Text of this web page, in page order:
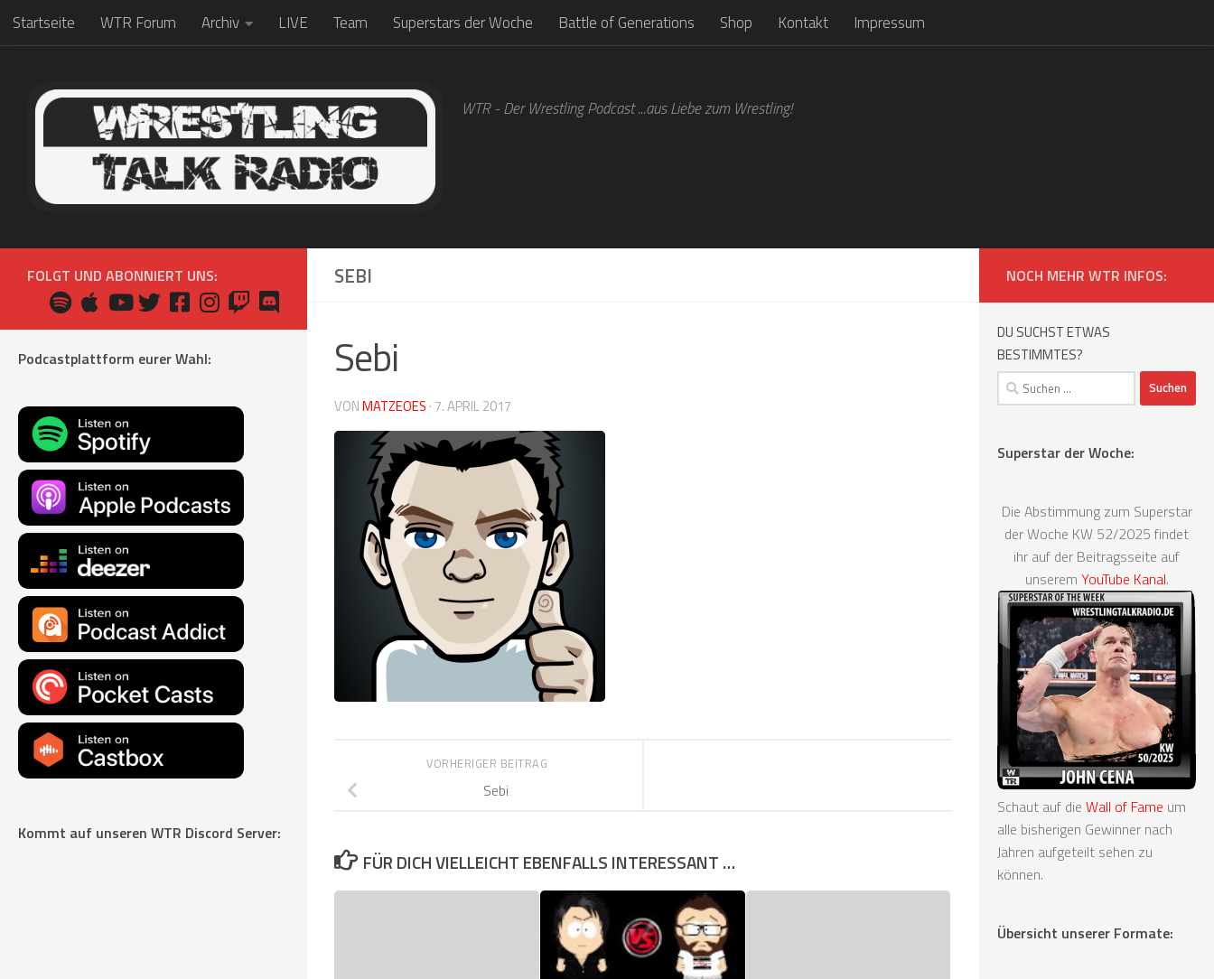
Zum Inhalt springen
Startseite WTR Forum Archiv LIVE Team Superstars der Woche Battle of Generations Shop Kontakt Impressum
WTR - Der Wrestling Podcast ...aus Liebe zum Wrestling!
SEBI
Sebi
VONMATZEOES · 7. APRIL 2017
VORHERIGER BEITRAG
Sebi
FÜR DICH VIELLEICHT EBENFALLS INTERESSANT …
FOLGT UND ABONNIERT UNS:
Podcastplattform eurer Wahl:
Kommt auf unseren WTR Discord Server:
NOCH MEHR WTR INFOS:
DU SUCHST ETWAS
BESTIMMTES?
Suchen
nach:
Superstar der Woche:
Die Abstimmung zum Superstar
der Woche KW 52/2025 findet
ihr auf der Beitragsseite auf
unserem YouTube Kanal.
Schaut auf die Wall of Fame um
alle bisherigen Gewinner nach
Jahren aufgeteilt sehen zu
können.
Übersicht unserer Formate: